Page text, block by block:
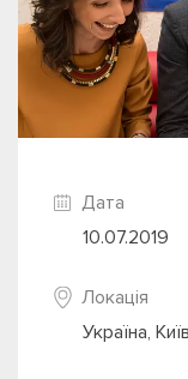
Дата
10.07.2019
Локація
Україна,